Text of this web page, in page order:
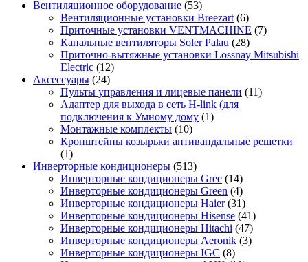
Вентиляционное оборудование (53)
Вентиляционные установки Breezart (6)
Приточные установки VENTMACHINE (7)
Канальные вентиляторы Soler Palau (28)
Приточно-вытяжные установки Lossnay Mitsubishi
Electric (12)
Аксессуары (24)
Пульты управления и лицевые панели (11)
Адаптер для выхода в сеть H-link (для
подключения к Умному дому (1)
Монтажные комплекты (10)
Кронштейны козырьки антивандальные решетки
(1)
Инверторные кондиционеры (513)
Инверторные кондиционеры Gree (14)
Инверторные кондиционеры Green (4)
Инверторные кондиционеры Haier (31)
Инверторные кондиционеры Hisense (41)
Инверторные кондиционеры Hitachi (47)
Инверторные кондиционеры Aeronik (3)
Инверторные кондиционеры IGC (8)